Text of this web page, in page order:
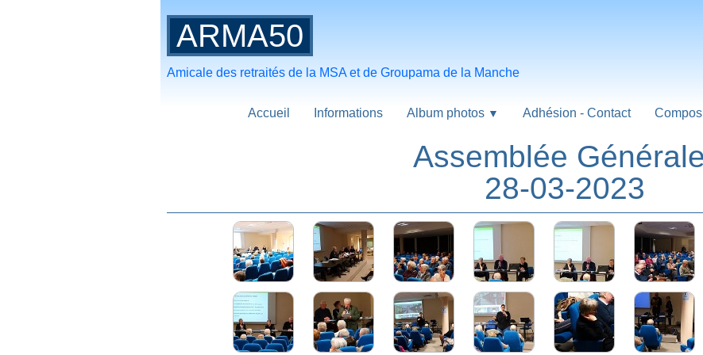
ARMA50
Amicale des retraités de la MSA et de Groupama de la Manche
Accueil Informations Album photos ▼ Adhésion - Contact
Assemblée
28-03-2023